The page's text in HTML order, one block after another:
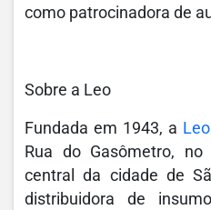
como patrocinadora de
Sobre a Leo
Fundada em 1943, a Leo
Rua do Gasômetro,
central da cidade de
distribuidora de